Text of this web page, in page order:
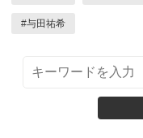
#与田祐希